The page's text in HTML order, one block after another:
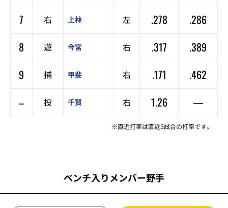
7
右 上林 左 .278
.286
8
遊 今宮 右 .317
.389
9
捕 甲斐 右 .171
.462
–
投 千賀 右 1.26 —
※直近打率は直近5試合の打率です。
ベンチ入りメンバー野手